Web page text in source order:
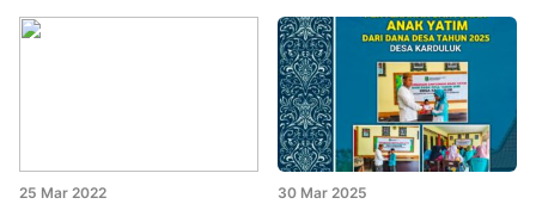
25 Mar 2022 30 Mar 2025